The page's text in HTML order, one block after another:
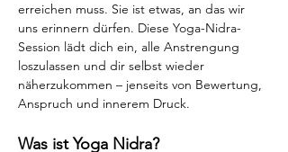
erreichen muss. Sie ist etwas, an das wir
uns erinnern dürfen. Diese Yoga-Nidra-
Session lädt dich ein, alle Anstrengung
loszulassen und dir selbst wieder
näherzukommen – jenseits von Bewertung,
Anspruch und innerem Druck.
Was ist Yoga Nidra?